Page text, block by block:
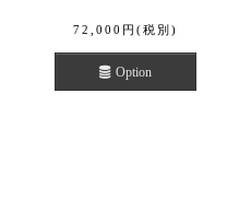
72,000 円 (税別)
Option